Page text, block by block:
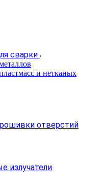
сварки
и нетканых
отверстий
излучатели